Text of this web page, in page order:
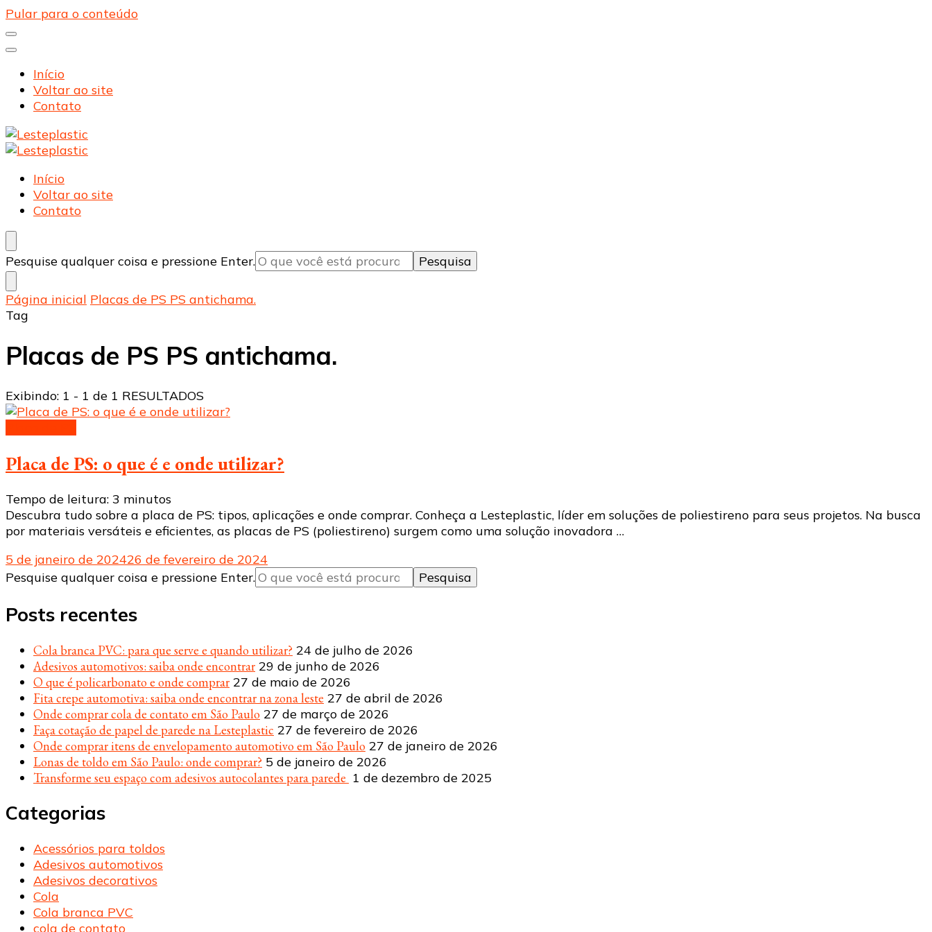
Pular para o conteúdo
Início
Voltar ao site
Contato
Lesteplastic
Blog – Lesteplastic
Lesteplastic
Blog – Lesteplastic
Início
Voltar ao site
Contato
Procurando
algo?
Pesquise qualquer coisa e pressione Enter.
Página inicial Placas de PS PS antichama.
Tag
Placas de PS PS antichama.
Exibindo: 1 - 1 de 1 RESULTADOS
Placa de PS: o que é e onde utilizar?
Tempo de leitura: 3 minutos
Descubra tudo sobre a placa de PS: tipos, aplicações e onde comprar. Conheça a Lesteplastic, líder em soluções de poliestireno para seus projetos. Na busca
por materiais versáteis e eficientes, as placas de PS (poliestireno) surgem como uma solução inovadora …
5 de janeiro de 202426 de fevereiro de 2024
Procurando
Pesquise qualquer coisa e pressione Enter.
Posts recentes
Cola branca PVC: para que serve e quando utilizar? 24 de julho de 2026
Adesivos automotivos: saiba onde encontrar 29 de junho de 2026
O que é policarbonato e onde comprar 27 de maio de 2026
Fita crepe automotiva: saiba onde encontrar na zona leste 27 de abril de 2026
Onde comprar cola de contato em São Paulo 27 de março de 2026
Faça cotação de papel de parede na Lesteplastic 27 de fevereiro de 2026
Onde comprar itens de envelopamento automotivo em São Paulo 27 de janeiro de 2026
Lonas de toldo em São Paulo: onde comprar? 5 de janeiro de 2026
Transforme seu espaço com adesivos autocolantes para parede 1 de dezembro de 2025
Categorias
Acessórios para toldos
Adesivos automotivos
Adesivos decorativos
Cola
Cola branca PVC
cola de contato